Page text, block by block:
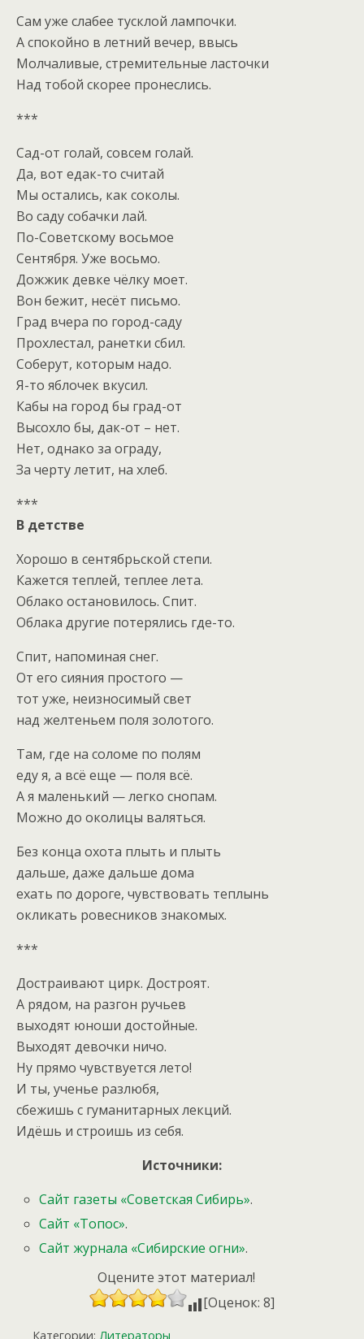
Сам уже слабее тусклой лампочки.
А спокойно в летний вечер, ввысь
Молчаливые, стремительные ласточки
Над тобой скорее пронеслись.
***
Сад-от голай, совсем голай.
Да, вот едак-то считай
Мы остались, как соколы.
Во саду собачки лай.
По-Советскому восьмое
Сентября. Уже восьмо.
Дожжик девке чёлку моет.
Вон бежит, несёт письмо.
Град вчера по город-саду
Прохлестал, ранетки сбил.
Соберут, которым надо.
Я-то яблочек вкусил.
Кабы на город бы град-от
Высохло бы, дак-от – нет.
Нет, однако за ограду,
За черту летит, на хлеб.
***
В детстве
Хорошо в сентябрьской степи.
Кажется теплей, теплее лета.
Облако остановилось. Спит.
Облака другие потерялись где-то.
Спит, напоминая снег.
От его сияния простого —
тот уже, неизносимый свет
над желтеньем поля золотого.
Там, где на соломе по полям
еду я, а всё еще — поля всё.
А я маленький — легко снопам.
Можно до околицы валяться.
Без конца охота плыть и плыть
дальше, даже дальше дома
ехать по дороге, чувствовать теплынь
окликать ровесников знакомых.
***
Достраивают цирк. Достроят.
А рядом, на разгон ручьев
выходят юноши достойные.
Выходят девочки ничо.
Ну прямо чувствуется лето!
И ты, ученье разлюбя,
сбежишь с гуманитарных лекций.
Идёшь и строишь из себя.
Источники:
Сайт газеты «Советская Сибирь».
Сайт «Топос».
Сайт журнала «Сибирские огни».
Оцените этот материал!
[Оценок: 8]
Категории: Литераторы